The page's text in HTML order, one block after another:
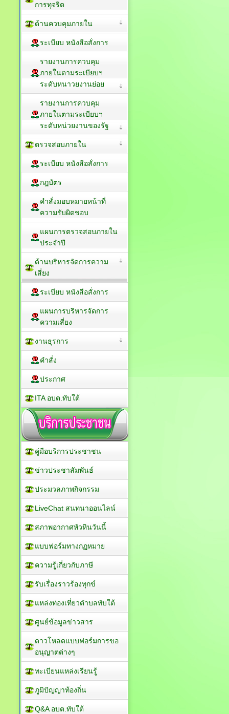
การทุจริต
ด้านควบคุมภายใน
ระเบียบ หนังสือสั่งการ
รายงานการควบคุม
ภายในตามระเบียบฯ
ระดับหนาวยงานย่อย
รายงานการควบคุม
ภายในตามระเบียบฯ
ระดับหน่วยงานของรัฐ
ตรวจสอบภายใน
ระเบียบ หนังสือสั่งการ
กฎบัตร
คำสั่งมอบหมายหน้าที่
ความรับผิดชอบ
แผนการตรวจสอบภายใน
ประจำปี
ด้านบริหารจัดการความ
เสี่ยง
ระเบียบ หนังสือสั่งการ
แผนการบริหารจัดการ
ความเสี่ยง
งานธุรการ
คำสั่ง
ประกาศ
ITA อบต.ทับใต้
คู่มือบริการประชาชน
ข่าวประชาสัมพันธ์
ประมวลภาพกิจกรรม
LiveChat สนทนาออนไลน์
สภาพอากาศหัวหินวันนี้
แบบฟอร์มทางกฏหมาย
ความรู้เกี่ยวกับภาษี
รับเรื่องราวร้องทุกข์
แหล่งท่องเที่ยวตำบลทับใต้
ศูนย์ข้อมูลข่าวสาร
ดาวโหลดแบบฟอร์มการขอ
อนุญาตต่างๆ
ทะเบียนแหล่งเรียนรู้
ภูมิปัญญาท้องถิ่น
Q&A อบต.ทับใต้